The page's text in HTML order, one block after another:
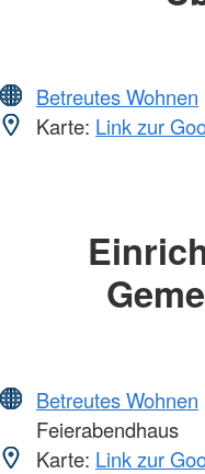
Betreutes Wohnen
Karte: Link zur
Betreutes Wohnen
Feierabendhaus
Karte: Link zur